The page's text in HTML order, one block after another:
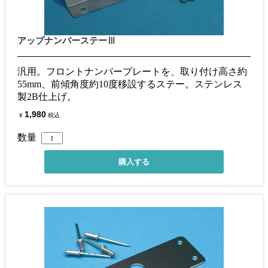
アップナンバーステーⅢ
汎用。フロントナンバープレートを、取り付け高さ約
55mm、前傾角度約10度移設するステー。ステンレス
製2B仕上げ。
¥ 1,980 税込
数量